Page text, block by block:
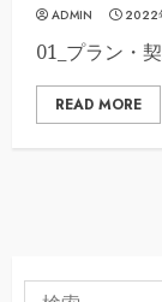
ADMIN 2022
01_プラン・
READ MORE